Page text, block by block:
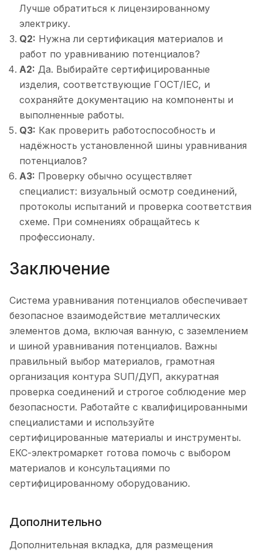
Лучше обратиться к лицензированному
электрику.
Q2: Нужна ли сертификация материалов и
работ по уравниванию потенциалов?
A2: Да. Выбирайте сертифицированные
изделия, соответствующие ГОСТ/IEC, и
сохраняйте документацию на компоненты и
выполненные работы.
Q3: Как проверить работоспособность и
надёжность установленной шины уравнивания
потенциалов?
A3: Проверку обычно осуществляет
специалист: визуальный осмотр соединений,
протоколы испытаний и проверка соответствия
схеме. При сомнениях обращайтесь к
профессионалу.
Заключение
Система уравнивания потенциалов обеспечивает
безопасное взаимодействие металлических
элементов дома, включая ванную, с заземлением
и шиной уравнивания потенциалов. Важны
правильный выбор материалов, грамотная
организация контура SUП/ДУП, аккуратная
проверка соединений и строгое соблюдение мер
безопасности. Работайте с квалифицированными
специалистами и используйте
сертифицированные материалы и инструменты.
ЕКС-электромаркет готова помочь с выбором
материалов и консультациями по
сертифицированному оборудованию.
Дополнительно
Дополнительная вкладка, для размещения